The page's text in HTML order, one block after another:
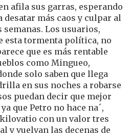
afila sus garras, esperando
más caos y culpar al
semanas. Los usuarios,
esta tormenta política, no
que es más rentable
como Mingueo,
solo saben que llega
en sus noches a robarse
puedan decir que mejor
que Petro no hace na´,
con un valor tres
y vuelvan las decenas de